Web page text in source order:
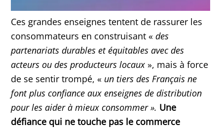
Ces grandes enseignes tentent de rassurer les
consommateurs en construisant «des
partenariats durables et équitables avec des
acteurs ou des producteurs locaux », mais à force
de se sentir trompé, « un tiers des Français ne
font plus confiance aux enseignes de distribution
pour les aider à mieux consommer ». Une
défiance qui ne touche pas le commerce